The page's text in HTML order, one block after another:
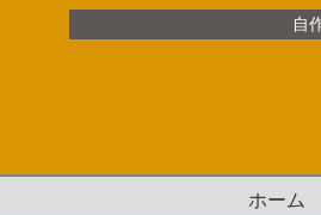
自
ホーム